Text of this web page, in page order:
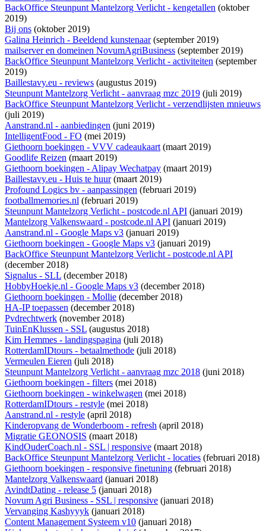
BackOffice Steunpunt Mantelzorg Verlicht - kengetallen (oktober
2019)
Bij ons (oktober 2019)
Galina Heinrich - Beeldend kunstenaar(september 2019)
mailserver en domeinen NovumAgriBusiness (september 2019)
BackOffice Steunpunt Mantelzorg Verlicht - activiteiten (september
2019)
Baillestavy.eu - reviews (augustus 2019)
Steunpunt Mantelzorg Verlicht - aanvraag mzc 2019 (juli 2019)
BackOffice Steunpunt Mantelzorg Verlicht - verzendlijsten mnieuws
(juli 2019)
Aanstrand.nl - aanbiedingen (juni 2019)
IntelligentFood - FO (mei 2019)
Giethoorn boekingen - VVV cadeaukaart(maart 2019)
Goodlife Reizen (maart 2019)
Giethoorn boekingen - Alipay Wechatpay (maart 2019)
Baillestavy.eu - Huis te huur(maart 2019)
Profound Logics bv - aanpassingen (februari 2019)
footballmemories.nl (februari 2019)
Steunpunt Mantelzorg Verlicht - postcode.nl API (januari 2019)
Mantelzorg Valkenswaard - postcode.nl API (januari 2019)
Aanstrand.nl - Google Maps v3 (januari 2019)
Giethoorn boekingen - Google Maps v3 (januari 2019)
BackOffice Steunpunt Mantelzorg Verlicht - postcode.nl API
(december 2018)
Signalus - SLL (december 2018)
HobbyHoekje.nl - Google Maps v3 (december 2018)
Giethoorn boekingen - Mollie (december 2018)
HA-IP toepassen (december 2018)
Pvdrechtwerk (november 2018)
TuinEnKlussen - SSL (augustus 2018)
Kim Hemmes - landingspagina (juli 2018)
RotterdamIDtours - betaalmethode (juli 2018)
Vermeulen Eieren (juli 2018)
Steunpunt Mantelzorg Verlicht - aanvraag mzc 2018 (juni 2018)
Giethoorn boekingen - filters (mei 2018)
Giethoorn boekingen - winkelwagen (mei 2018)
RotterdamIDtours - restyle (mei 2018)
Aanstrand.nl - restyle (april 2018)
Kinderopvang de Wonderboom - refresh (april 2018)
Migratie GEONOSIS (maart 2018)
KindOuderCoach.nl - SSL | responsive (maart 2018)
BackOffice Steunpunt Mantelzorg Verlicht - locaties (februari 2018)
Giethoorn boekingen - responsive finetuning (februari 2018)
Mantelzorg Valkenswaard (januari 2018)
AvindtDating - release 5 (januari 2018)
Novum Agri Business - SSL | responsive (januari 2018)
Vervanging Kashyyyk (januari 2018)
Content Management Systeem v10 (januari 2018)